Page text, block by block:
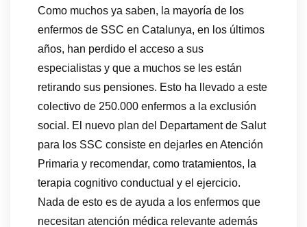
Como muchos ya saben, la mayoría de los
enfermos de SSC en Catalunya, en los últimos
años, han perdido el acceso a sus
especialistas y que a muchos se les están
retirando sus pensiones. Esto ha llevado a este
colectivo de 250.000 enfermos a la exclusión
social. El nuevo plan del Departament de Salut
para los SSC consiste en dejarles en Atención
Primaria y recomendar, como tratamientos, la
terapia cognitivo conductual y el ejercicio.
Nada de esto es de ayuda a los enfermos que
necesitan atención médica relevante además